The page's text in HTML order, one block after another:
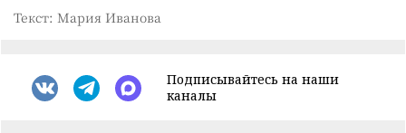
Текст: Мария Иванова
Подписывайтесь на наши
каналы